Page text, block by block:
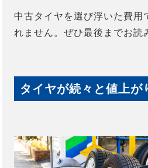
中古タイヤを選び浮いた費用
れません。ぜひ最後までお読
タイヤが続々と値上が